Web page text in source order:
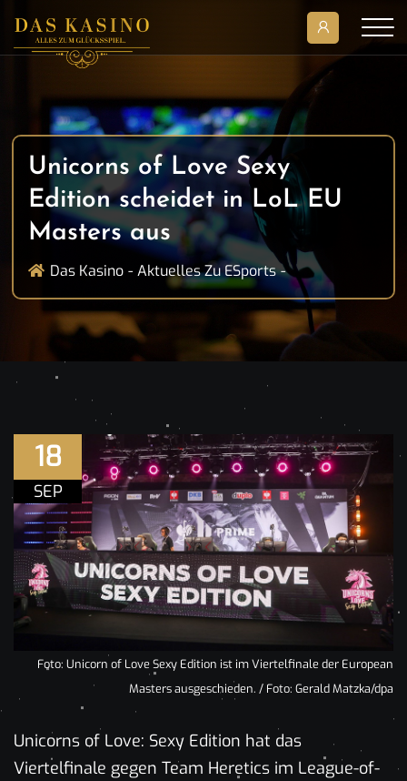
Unicorns of Love Sexy
Edition scheidet in LoL EU
Masters aus
Das Kasino Aktuelles Zu ESports
18
SEP
Foto: Unicorn of Love Sexy Edition ist im Viertelfinale der European
Masters ausgeschieden. / Foto: Gerald Matzka/dpa
Unicorns of Love: Sexy Edition hat das
Viertelfinale gegen Team Heretics im League-of-